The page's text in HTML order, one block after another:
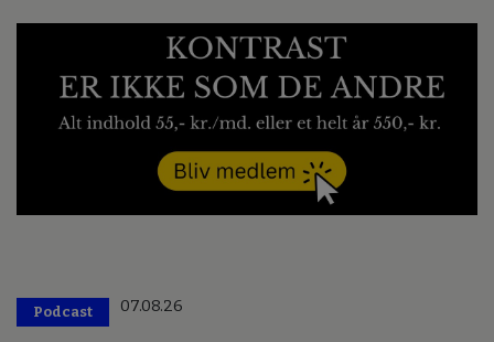
Podcast 07.08.26